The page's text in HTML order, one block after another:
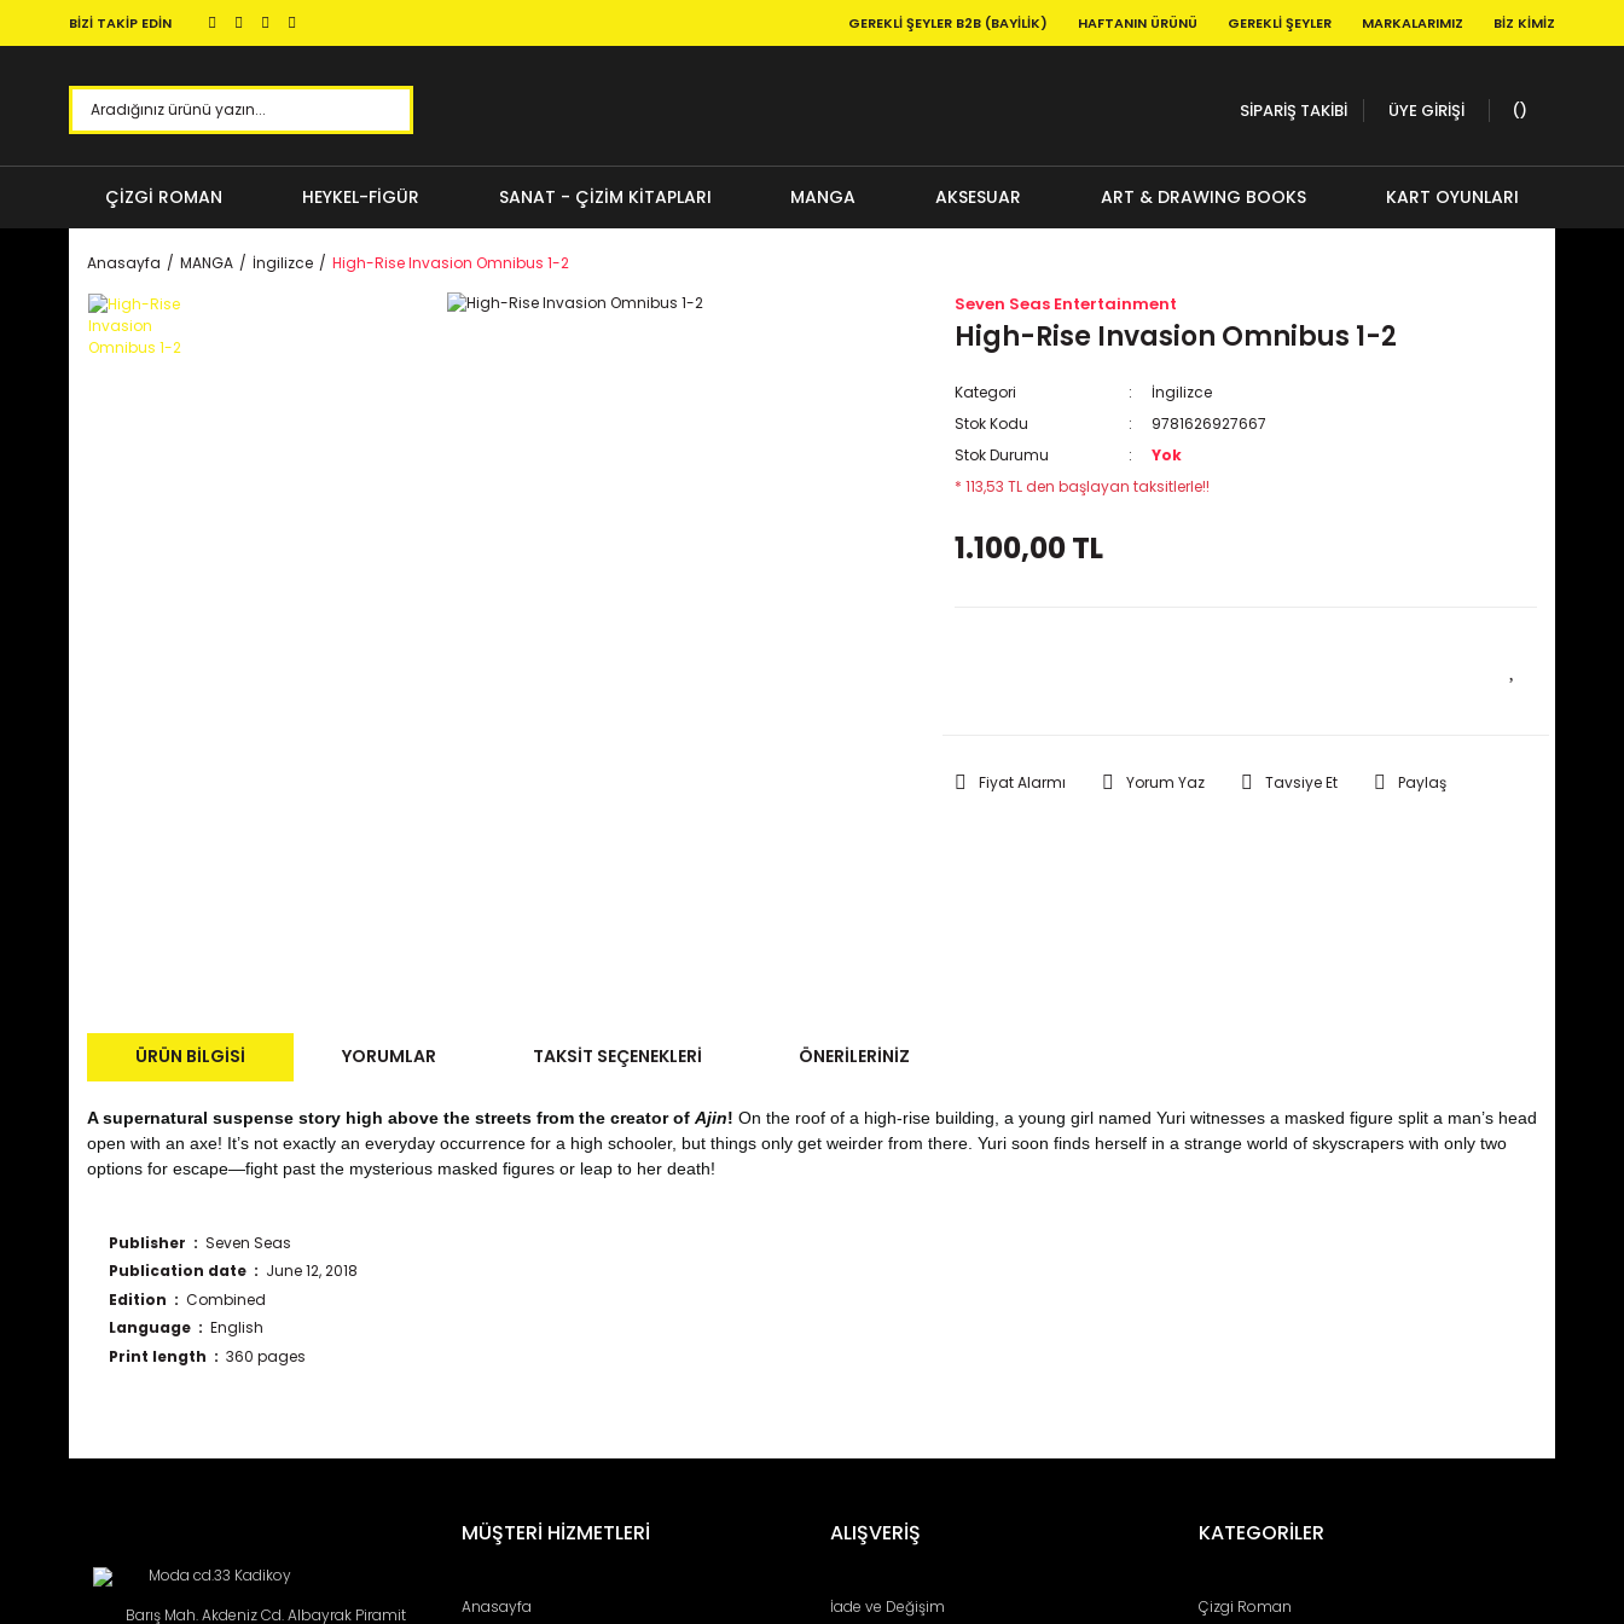
BİZİ TAKİP EDİN GEREKLI ŞEYLER B2B (BAYILIK) HAFTANIN ÜRÜNÜ GEREKLI ŞEYLER MARKALARIMIZ BIZ KIMIZ
SİPARİŞ TAKİBİ ÜYE GİRİŞİ
ÇİZGİ ROMAN HEYKEL-FİGÜR SANAT - ÇİZİM KİTAPLARI MANGA AKSESUAR ART & DRAWING BOOKS KART OYUNLARI
Anasayfa MANGA İngilizce High-Rise Invasion Omnibus 1-2
Seven Seas Entertainment
High-Rise Invasion Omnibus 1-2
Kategori
İngilizce
Stok Kodu
9781626927667
Stok Durumu
Yok
* 113,53 TL den başlayan taksitlerle!!
1.100,00 TL
Fiyat Alarmı Yorum Yaz Tavsiye Et Paylaş
ÜRÜN BILGISI YORUMLAR TAKSIT SEÇENEKLERI ÖNERILERINIZ
A supernatural suspense story high above the streets from the creator of Ajin! On the roof of a high-rise building, a young girl named Yuri witnesses a masked figure split a man’s head
open with an axe! It’s not exactly an everyday occurrence for a high schooler, but things only get weirder from there. Yuri soon finds herself in a strange world of skyscrapers with only two
options for escape—fight past the mysterious masked figures or leap to her death!
Publisher ‏ : ‎ Seven Seas
Publication date ‏ : ‎ June 12, 2018
Edition ‏ : ‎ Combined
Language ‏ : ‎ English
Print length ‏ : ‎ 360 pages
Yorum Yaz
Görüş ve önerileriniz için teşekkür ederiz.
Ürün resmi kalitesiz, bozuk veya görüntülenemiyor.
Ürün bilgilerinde hatalar bulunuyor.
Ürün fiyatı diğer sitelerden daha pahalı.
Moda cd.33 Kadikoy
Barış Mah. Akdeniz Cd. Albayrak Piramit
MÜŞTERİ HİZMETLERİ
Anasayfa
ALIŞVERİŞ
İade ve Değişim
KATEGORİLER
Çizgi Roman